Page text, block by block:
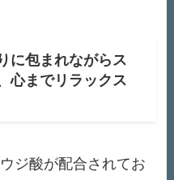
に包まれながらス
心までリラックス
ジ酸が配合されてお